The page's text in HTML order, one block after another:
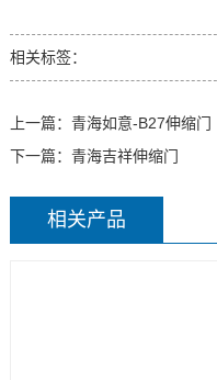
相关标签：
上一篇： 青海如意-B27伸缩门
下一篇： 青海吉祥伸缩门
相关产品